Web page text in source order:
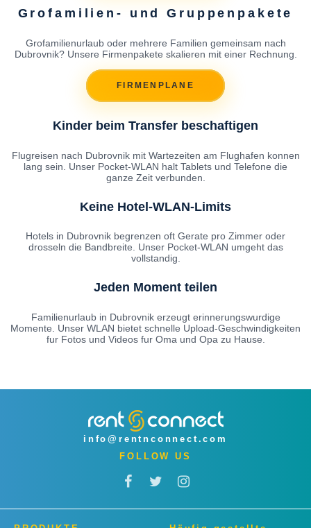
Grofamilien- und Gruppenpakete
Grofamilienurlaub oder mehrere Familien gemeinsam nach
Dubrovnik? Unsere Firmenpakete skalieren mit einer Rechnung.
FIRMENPLANE
Kinder beim Transfer beschaftigen
Flugreisen nach Dubrovnik mit Wartezeiten am Flughafen konnen
lang sein. Unser Pocket-WLAN halt Tablets und Telefone die
ganze Zeit verbunden.
Keine Hotel-WLAN-Limits
Hotels in Dubrovnik begrenzen oft Gerate pro Zimmer oder
drosseln die Bandbreite. Unser Pocket-WLAN umgeht das
vollstandig.
Jeden Moment teilen
Familienurlaub in Dubrovnik erzeugt erinnerungswurdige
Momente. Unser WLAN bietet schnelle Upload-Geschwindigkeiten
fur Fotos und Videos fur Oma und Opa zu Hause.
info@rentnconnect.com
FOLLOW US